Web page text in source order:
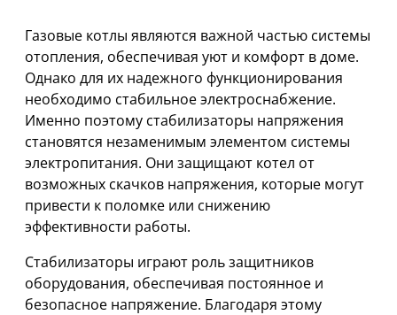
Газовые котлы являются важной частью системы
отопления, обеспечивая уют и комфорт в доме.
Однако для их надежного функционирования
необходимо стабильное электроснабжение.
Именно поэтому стабилизаторы напряжения
становятся незаменимым элементом системы
электропитания. Они защищают котел от
возможных скачков напряжения, которые могут
привести к поломке или снижению
эффективности работы.
Стабилизаторы играют роль защитников
оборудования, обеспечивая постоянное и
безопасное напряжение. Благодаря этому